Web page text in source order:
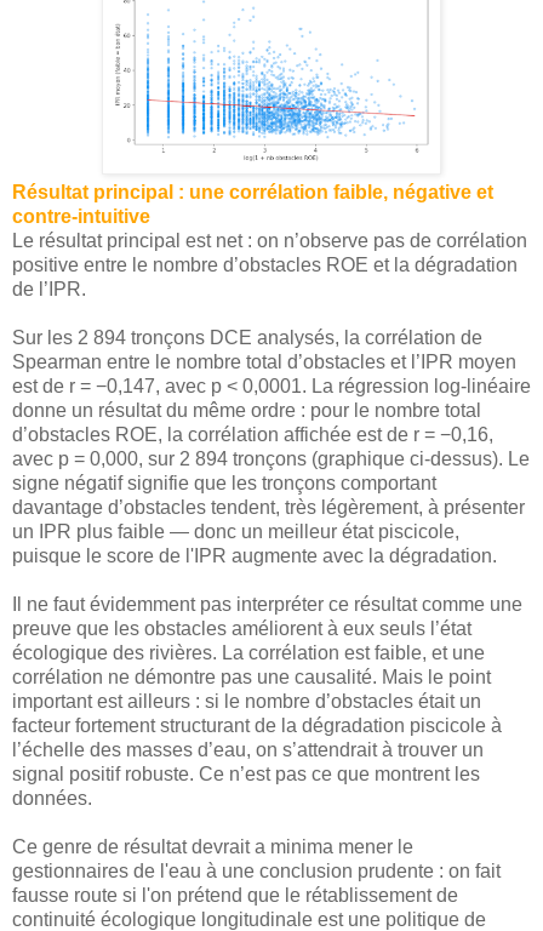
Résultat principal : une corrélation faible, négative et
contre-intuitive
Le résultat principal est net : on n’observe pas de corrélation
positive entre le nombre d’obstacles ROE et la dégradation
de l’IPR.
Sur les 2 894 tronçons DCE analysés, la corrélation de
Spearman entre le nombre total d’obstacles et l’IPR moyen
est de r = −0,147, avec p < 0,0001. La régression log-linéaire
donne un résultat du même ordre : pour le nombre total
d’obstacles ROE, la corrélation affichée est de r = −0,16,
avec p = 0,000, sur 2 894 tronçons (graphique ci-dessus). Le
signe négatif signifie que les tronçons comportant
davantage d’obstacles tendent, très légèrement, à présenter
un IPR plus faible — donc un meilleur état piscicole,
puisque le score de l'IPR augmente avec la dégradation.
Il ne faut évidemment pas interpréter ce résultat comme une
preuve que les obstacles améliorent à eux seuls l’état
écologique des rivières. La corrélation est faible, et une
corrélation ne démontre pas une causalité. Mais le point
important est ailleurs : si le nombre d’obstacles était un
facteur fortement structurant de la dégradation piscicole à
l’échelle des masses d’eau, on s’attendrait à trouver un
signal positif robuste. Ce n’est pas ce que montrent les
données.
Ce genre de résultat devrait a minima mener le
gestionnaires de l'eau à une conclusion prudente : on fait
fausse route si l'on prétend que le rétablissement de
continuité écologique longitudinale est une politique de